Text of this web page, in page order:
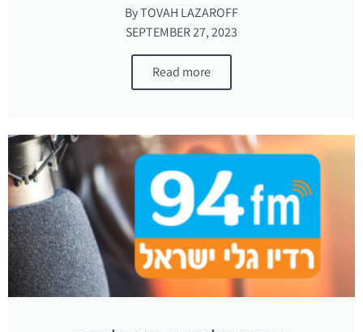
By TOVAH LAZAROFF
SEPTEMBER 27, 2023
Read more